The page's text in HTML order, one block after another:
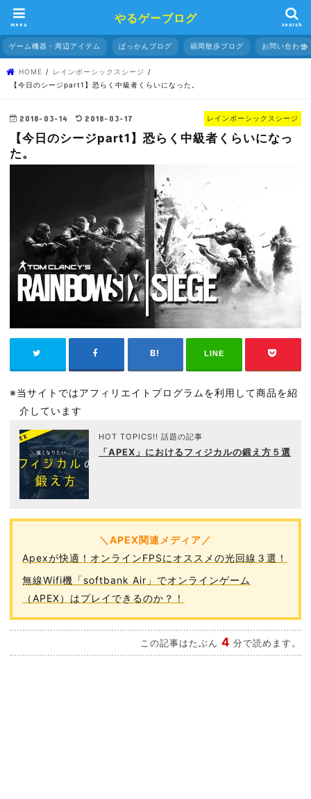
やるゲーブログ
search
menu
ゲーム機器・周辺アイテム ぱっかんブログ 福岡散歩ブログ お問い合わせ
HOME
レインボーシックスシージ
【今日のシージpart1】恐らく中級者くらいになった。
レインボーシックスシージ
2018-03-14 2018-03-17
【今日のシージpart1】恐らく中級者くらいになっ
た。
LINE
※当サイトではアフィリエイトプログラムを利用して商品を紹
介しています
HOT TOPICS!! 話題の記事
「APEX」におけるフィジカルの鍛え方５選
＼APEX関連メディア／
Apexが快適！オンラインFPSにオススメの光回線３選！
無線Wifi機「softbank Air」でオンラインゲーム
（APEX）はプレイできるのか？！
この記事はたぶん 4 分で読めます。